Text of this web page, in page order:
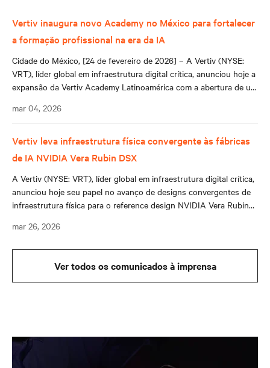
Vertiv inaugura novo Academy no México para fortalecer
a formação profissional na era da IA
Cidade do México, [24 de fevereiro de 2026] – A Vertiv (NYSE:
VRT), líder global em infraestrutura digital crítica, anunciou hoje a
expansão da Vertiv Academy Latinoamérica com a abertura de um
profissionais e desenvolver as competências técnicas necessárias
para manter sistemas avançados de energia e refrigeração em
data centers de alta densidade.
mar 04, 2026
Vertiv leva infraestrutura física convergente às fábricas
de IA NVIDIA Vera Rubin DSX
A Vertiv (NYSE: VRT), líder global em infraestrutura digital crítica,
anunciou hoje seu papel no avanço de designs convergentes de
infraestrutura física para o reference design NVIDIA Vera Rubin
mar 26, 2026
Ver todos os comunicados à imprensa